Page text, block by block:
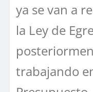
ya se van a
la Ley de
trabajando